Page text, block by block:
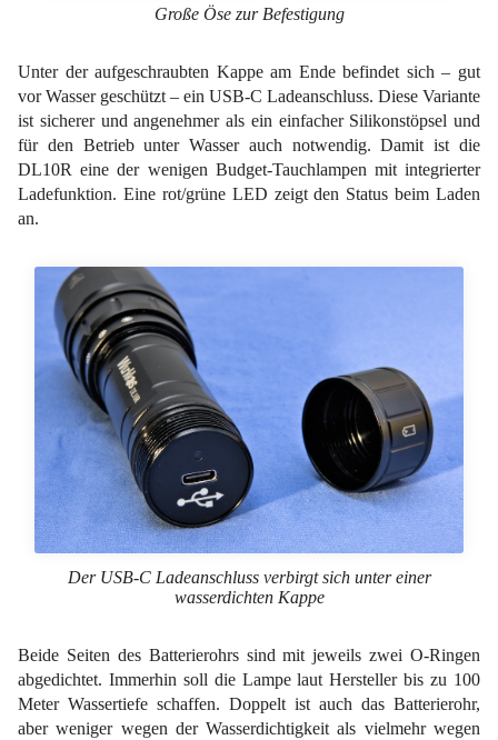
Große Öse zur Befestigung
Unter der aufgeschraubten Kappe am Ende befindet sich – gut
vor Wasser geschützt – ein USB-C Ladeanschluss. Diese Variante
ist sicherer und angenehmer als ein einfacher Silikonstöpsel und
für den Betrieb unter Wasser auch notwendig. Damit ist die
DL10R eine der wenigen Budget-Tauchlampen mit integrierter
Ladefunktion. Eine rot/grüne LED zeigt den Status beim Laden
an.
Der USB-C Ladeanschluss verbirgt sich unter einer
wasserdichten Kappe
Beide Seiten des Batterierohrs sind mit jeweils zwei O-Ringen
abgedichtet. Immerhin soll die Lampe laut Hersteller bis zu 100
Meter Wassertiefe schaffen. Doppelt ist auch das Batterierohr,
aber weniger wegen der Wasserdichtigkeit als vielmehr wegen